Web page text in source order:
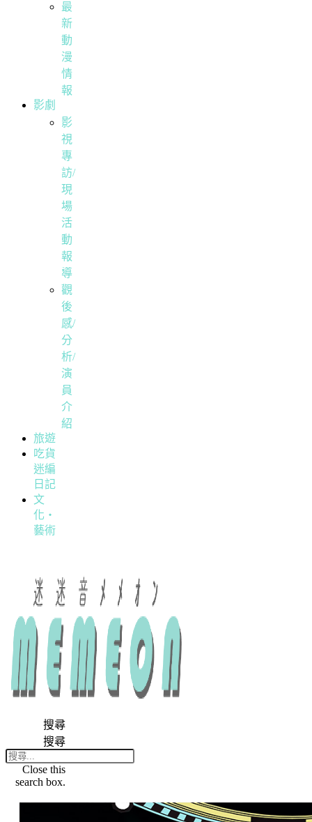
最
新
動
漫
情
報
影劇
影
視
專
訪/
現
場
活
動
報
導
觀
後
感/
分
析/
演
員
介
紹
旅遊
吃貨
迷編
日記
文
化・
藝術
搜尋
搜尋
Close this
search box.